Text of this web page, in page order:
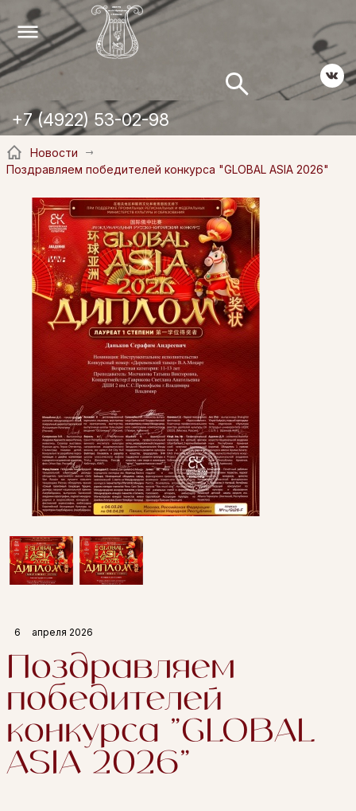
+7 (4922) 53-02-98
Новости
Поздравляем победителей конкурса "GLOBAL ASIA 2026"
6 апреля 2026
Поздравляем
победителей
конкурса "GLOBAL
ASIA 2026"